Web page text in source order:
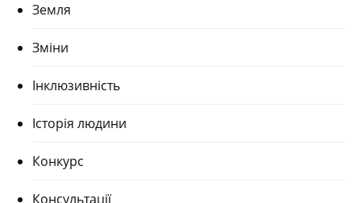
Земля
Зміни
Інклюзивність
Історія людини
Конкурс
Консультації